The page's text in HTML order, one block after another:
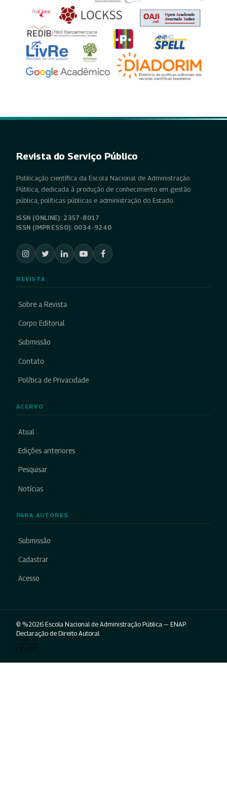
Revista do Serviço Público
Publicação científica da Escola Nacional de Administração
Pública, dedicada à produção de conhecimento em gestão
pública, políticas públicas e administração do Estado.
ISSN (ONLINE): 2357-8017
ISSN (IMPRESSO): 0034-9240
REVISTA
Sobre a Revista
Corpo Editorial
Submissão
Contato
Política de Privacidade
ACERVO
Atual
Edições anteriores
Pesquisar
Notícias
PARA AUTORES
Submissão
Cadastrar
Acesso
© %2026 Escola Nacional de Administração Pública — ENAP.
Declaração de Direito Autoral